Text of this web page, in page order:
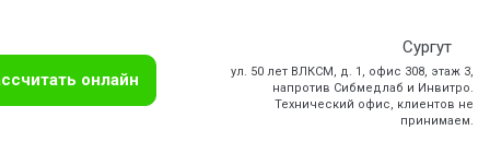
онлайн
Сургут
ул. 50 лет ВЛКСМ, д. 1, офис 308, этаж 3,
напротив Сибмедлаб и Инвитро.
Технический офис, клиентов не
принимаем.